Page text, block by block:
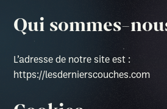
Qui sommes-
L’adresse de notre site est :
https://lesdernierscouches.com